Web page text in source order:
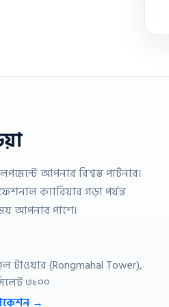
আপনার বিশ্বস্ত পার্টনার।
ক্যারিয়ার গড়া পর্যন্ত
আপনার পাশে।
টাওয়ার (Rongmahal Tower),
৩১০০
→